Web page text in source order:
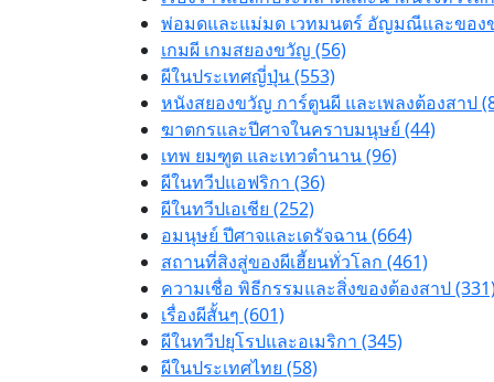
พ่อมดและแม่มด เวทมนตร์ อัญมณีและของ
เกมผี เกมสยองขวัญ (56)
ผีในประเทศญี่ปุ่น (553)
หนังสยองขวัญ การ์ตูนผี และเพลงต้องสาป
ฆาตกรและปีศาจในคราบมนุษย์ (44)
เทพ ยมฑูต และเทวตำนาน (96)
ผีในทวีปแอฟริกา (36)
ผีในทวีปเอเชีย (252)
อมนุษย์ ปีศาจและเดรัจฉาน (664)
สถานที่สิงสู่ของผีเฮี้ยนทั่วโลก (461)
ความเชื่อ พิธีกรรมและสิ่งของต้องสาป
เรื่องผีสั้นๆ (601)
ผีในทวีปยุโรปและอเมริกา (345)
ผีในประเทศไทย (58)